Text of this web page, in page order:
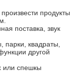
продукты
поставка, звук
парки, квадраты,
другой
или спешкы